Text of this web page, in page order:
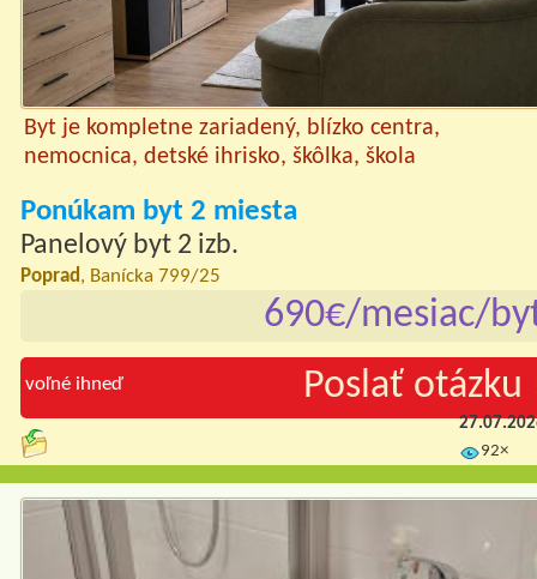
Byt je kompletne zariadený, blízko centra,
nemocnica, detské ihrisko, škôlka, škola
Ponúkam byt 2 miesta
Panelový byt 2 izb.
Poprad, Banícka 799/25
690€/mesiac/
voľné ihneď Poslať otázku
92×